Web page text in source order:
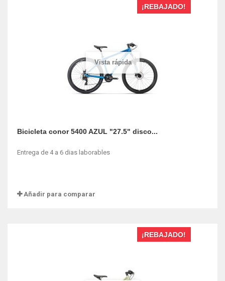
Vista rápida
¡REBAJADO!
Bicicleta conor 5400 AZUL "27.5" disco...
Entrega de 4 a 6 dias laborables
Añadir para comparar
¡REBAJADO!